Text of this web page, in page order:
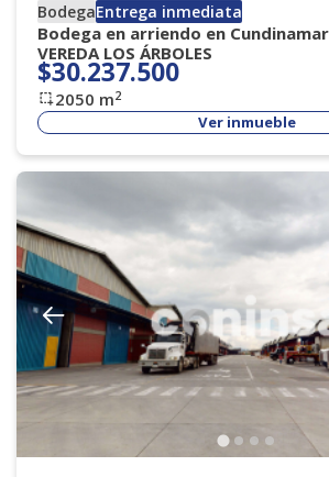
BodegaEntrega inmediata
Bodega en arriendo en
VEREDA LOS ÁRBOLES
$30.237.500
2050 m2
Ver inmueble